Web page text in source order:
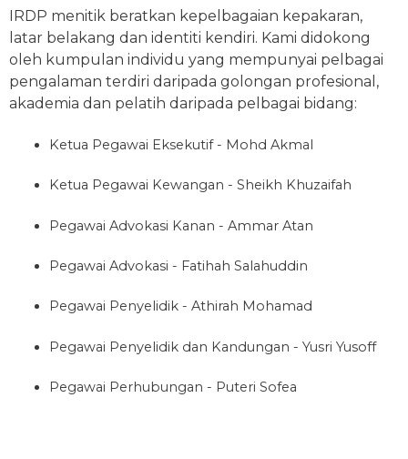
IRDP menitik beratkan kepelbagaian kepakaran,
latar belakang dan identiti kendiri. Kami didokong
oleh kumpulan individu yang mempunyai pelbagai
pengalaman terdiri daripada golongan profesional,
akademia dan pelatih daripada pelbagai bidang:
Ketua Pegawai Eksekutif - Mohd Akmal
Ketua Pegawai Kewangan - Sheikh Khuzaifah
Pegawai Advokasi Kanan - Ammar Atan
Pegawai Advokasi - Fatihah Salahuddin
Pegawai Penyelidik - Athirah Mohamad
Pegawai Penyelidik dan Kandungan - Yusri Yusoff
Pegawai Perhubungan - Puteri Sofea